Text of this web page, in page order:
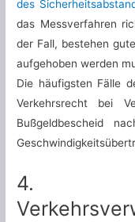
des
das Messverfahren
der Fall, bestehen
aufgehoben werden
Die häufigsten Fälle
Verkehrsrecht bei
Bußgeldbescheid
4.